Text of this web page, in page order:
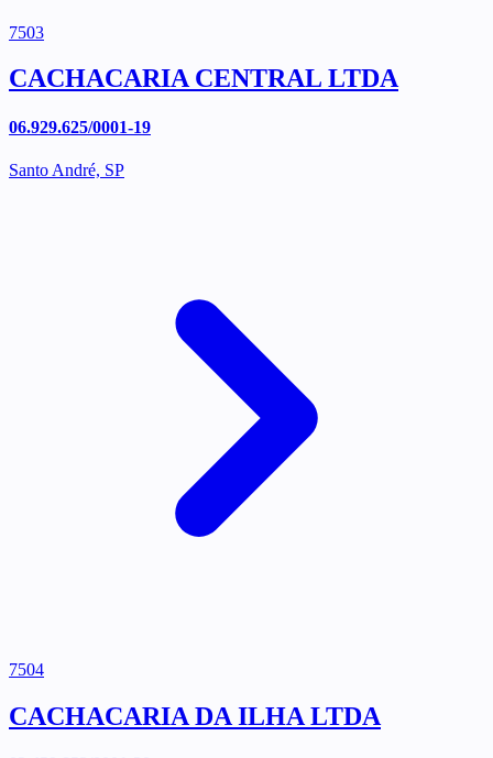
7503
CACHACARIA CENTRAL LTDA
06.929.625/0001-19
Santo André, SP
7504
CACHACARIA DA ILHA LTDA